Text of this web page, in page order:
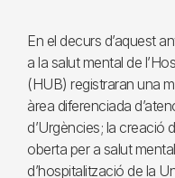
En el decurs d’aquest
a la salut mental de
(HUB) registraran una
àrea diferenciada
d’Urgències; la creació
oberta per a salut
d’hospitalització de la